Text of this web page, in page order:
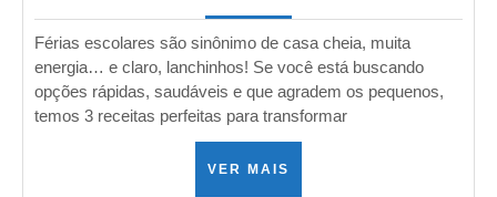
Férias escolares são sinônimo de casa cheia, muita
energia… e claro, lanchinhos! Se você está buscando
opções rápidas, saudáveis e que agradem os pequenos,
temos 3 receitas perfeitas para transformar
VER MAIS